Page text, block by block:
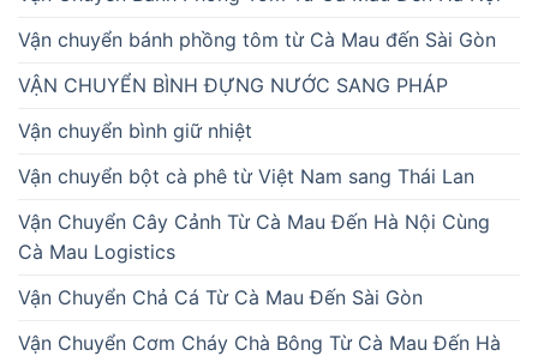
Vận chuyển bánh phồng tôm từ Cà Mau đến Sài Gòn
VẬN CHUYỂN BÌNH ĐỰNG NƯỚC SANG PHÁP
Vận chuyển bình giữ nhiệt
Vận chuyển bột cà phê từ Việt Nam sang Thái Lan
Vận Chuyển Cây Cảnh Từ Cà Mau Đến Hà Nội Cùng
Cà Mau Logistics
Vận Chuyển Chả Cá Từ Cà Mau Đến Sài Gòn
Vận Chuyển Cơm Cháy Chà Bông Từ Cà Mau Đến Hà